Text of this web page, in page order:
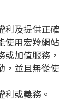
利及提供正確
使用宏羚網站
加值服務，
，並且無從使
利或義務。